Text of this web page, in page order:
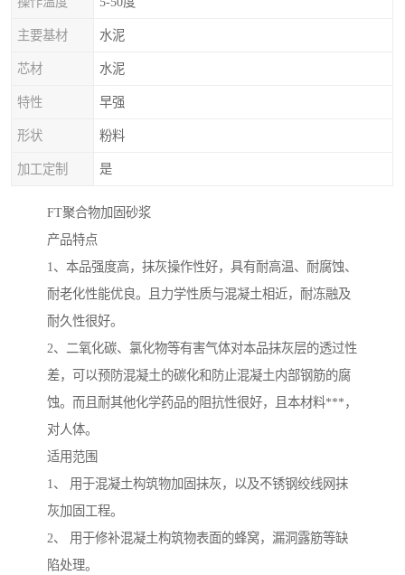
主要基材 水泥
芯材 水泥
特性 早强
形状 粉料
加工定制 是
FT聚合物加固砂浆
产品特点
1、本品强度高，抹灰操作性好，具有耐高温、耐腐蚀、
耐老化性能优良。且力学性质与混凝土相近，耐冻融及
耐久性很好。
2、二氧化碳、氯化物等有害气体对本品抹灰层的透过性
差，可以预防混凝土的碳化和防止混凝土内部钢筋的腐
蚀。而且耐其他化学药品的阻抗性很好，且本材料***，
对人体。
适用范围
1、 用于混凝土构筑物加固抹灰，以及不锈钢绞线网抹
灰加固工程。
2、 用于修补混凝土构筑物表面的蜂窝，漏洞露筋等缺
陷处理。